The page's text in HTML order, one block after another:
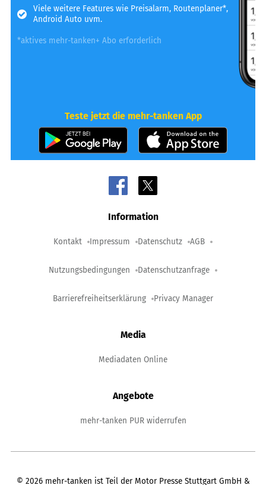
Viele weitere Features wie Preisalarm, Routenplaner*,
Android Auto uvm.
*aktives mehr-tanken+ Abo erforderlich
Teste jetzt die mehr-tanken App
Information
Kontakt Impressum Datenschutz AGB
Nutzungsbedingungen Datenschutzanfrage
Barrierefreiheitserklärung Privacy Manager
Media
Mediadaten Online
Angebote
mehr-tanken PUR widerrufen
© 2026 mehr-tanken ist Teil der Motor Presse Stuttgart GmbH &